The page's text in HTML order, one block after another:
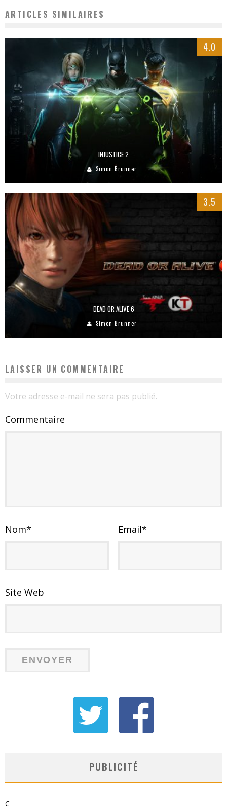
ARTICLES SIMILAIRES
4.0
INJUSTICE 2
Simon Brunner
3.5
DEAD OR ALIVE 6
Simon Brunner
LAISSER UN COMMENTAIRE
Votre adresse e-mail ne sera pas publié.
Commentaire
Nom* Email*
Site Web
PUBLICITÉ
C